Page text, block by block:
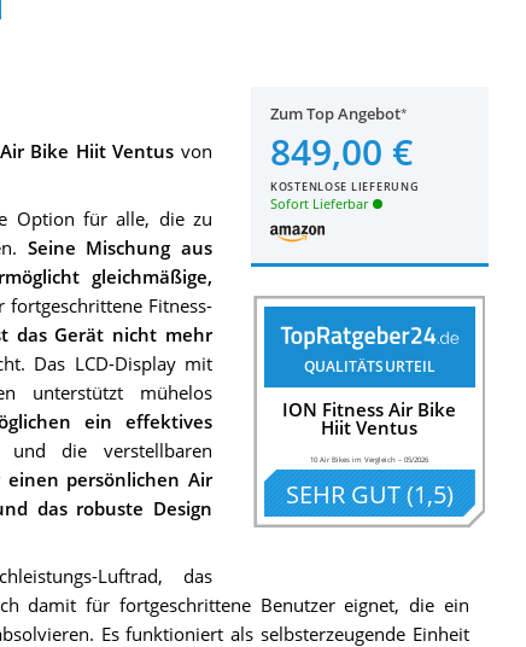
Zum Top Angebot
849,00 €
KOSTENLOSE LIEFERUNG
Sofort Lieferbar
QUALITÄTSURTEIL
ION Fitness Air Bike
Hiit Ventus
10 Air Bikes im Vergleich –05/2026
SEHR GUT(1,5)
Bike Hiit Ventus von
Option für alle, die zu
Seine Mischung aus
gleichmäßige,
Fitness-
das Gerät nicht mehr
Das LCD-Display mit
unterstützt mühelos
ein effektives
die verstellbaren
einen persönlichen Air
das robuste Design
Luftrad, das
damit für fortgeschrittene Benutzer eignet, die ein
Es funktioniert als selbsterzeugende Einheit